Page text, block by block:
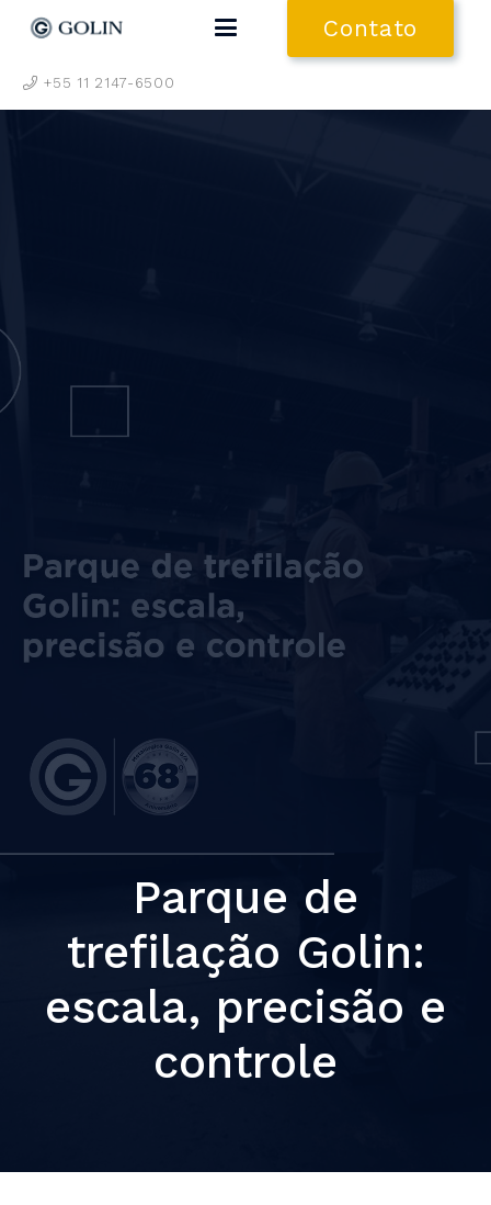
Contato
+55 11 2147-6500
Parque de
trefilação Golin:
escala, precisão e
controle